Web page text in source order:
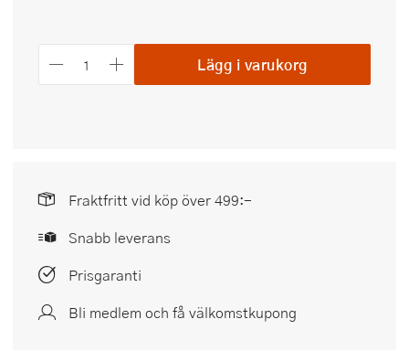
Lägg i varukorg
Fraktfritt vid köp över 499:-
Snabb leverans
Prisgaranti
Bli medlem och få välkomstkupong